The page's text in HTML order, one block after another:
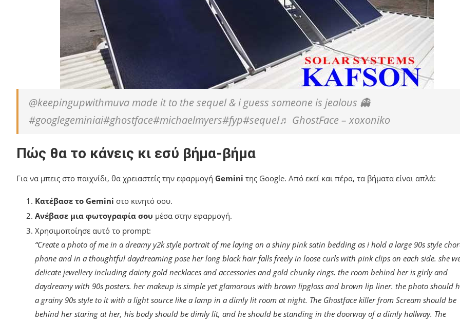
@keepingupwithmuva made it to the sequel & i guess someone is jealous 👻
#googlegeminiai#ghostface#michaelmyers#fyp#sequel♬ GhostFace – xoxoniko
Πώς θα το κάνεις κι εσύ βήμα-βήμα
Για να μπεις στο παιχνίδι, θα χρειαστείς την εφαρμογή Gemini της Google. Από εκεί και πέρα, τα βήματα είναι απλά:
Κατέβασε το Gemini στο κινητό σου.
Ανέβασε μια φωτογραφία σου μέσα στην εφαρμογή.
Χρησιμοποίησε αυτό το prompt:
“Create a photo of me in a dreamy y2k style portrait of me laying on a shiny pink satin bedding as i hold a large 90s style
phone and in a thoughtful daydreaming pose her long black hair falls freely in loose curls with pink clips on each side. she
delicate jewellery including dainty gold necklaces and accessories and gold chunky rings. the room behind her is girly and
daydreamy with 90s posters. her makeup is simple yet glamorous with brown lipgloss and brown lip liner. the photo should
a grainy 90s style to it with a light source like a lamp in a dimly lit room at night. The Ghostface killer from Scream should be
behind her staring at her, his body should be dimly lit, and he should be standing in the doorway of a dimly hallway. The